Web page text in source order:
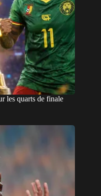
les quarts de finale